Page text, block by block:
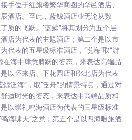
手位于红旗楼繁华商圈的华邑酒店、
酒店。至此，蓝鲸酒店业无论从数
质的飞跃。“蓝鲸”将其划分为五个层
店为代表的主题酒店；第二个是以市
代表的五星级标准酒店，“悦海”取“游
在海中肆意腾跃的姿态，来表达高端品
以怀来店、下花园店和张北店为代表
泛海”，取“泛舟”的情景特点，通过对
适时光的姿态，来表达中高端品质和
以崇礼鸣海酒店为代表的三星级标准
鸣海啸天”之意；第五个是以四海暇旅酒